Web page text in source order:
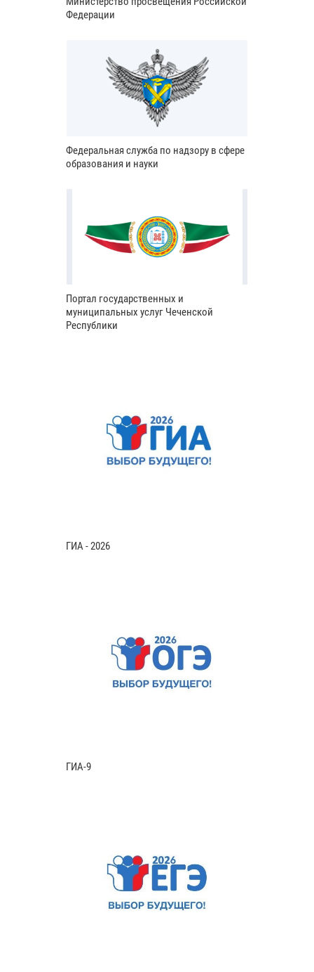
Федерации
Федеральная служба по надзору в сфере
образования и науки
Портал государственных и
муниципальных услуг Чеченской
Республики
ГИА - 2026
ГИА-9